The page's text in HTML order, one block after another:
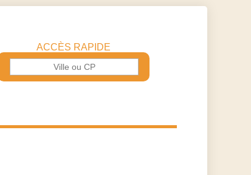
ACCÈS RAPIDE